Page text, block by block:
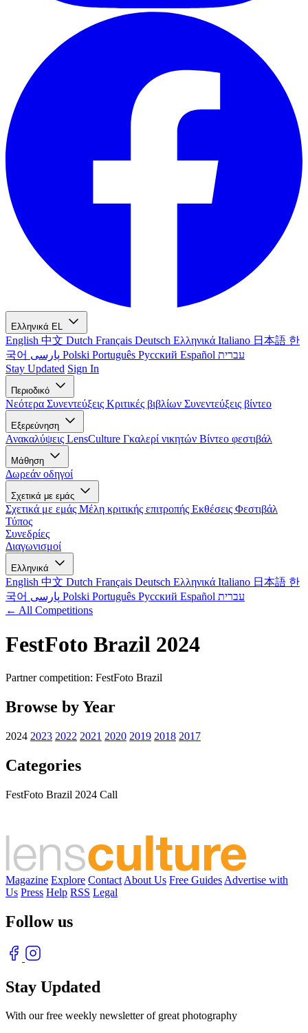
Ελληνικά EL
English 中文 Dutch Français Deutsch Ελληνικά Italiano 日本語 한
국어
Polski Português Русский Español עברית
Stay Updated Sign In
Περιοδικό
Νεότερα Συνεντεύξεις Κριτικές βιβλίων Συνεντεύξεις βίντεο
Εξερεύνηση
Ανακαλύψεις LensCulture Γκαλερί νικητών Βίντεο φεστιβάλ
Μάθηση
Δωρεάν οδηγοί
Σχετικά με εμάς
Σχετικά με εμάς Μέλη κριτικής επιτροπής Εκθέσεις Φεστιβάλ
Τύπος
Συνεδρίες
Διαγωνισμοί
Ελληνικά
English 中文 Dutch Français Deutsch Ελληνικά Italiano 日本語 한
국어
Polski Português Русский Español עברית
← All Competitions
FestFoto Brazil 2024
Partner competition: FestFoto Brazil
Browse by Year
2024 2023 2022 2021 2020 2019 2018 2017
Categories
FestFoto Brazil 2024 Call
Magazine Explore Contact About Us Free Guides Advertise with
Us Press Help RSS Legal
Follow us
Stay Updated
With our free weekly newsletter of great photography